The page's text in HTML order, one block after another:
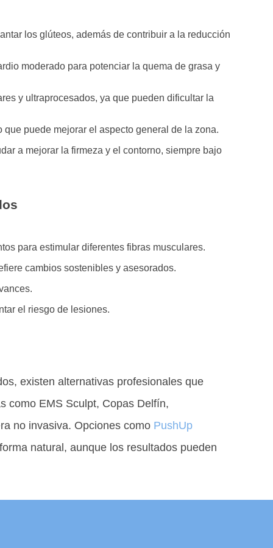
los glúteos, además de contribuir a la reducción
moderado para potenciar la quema de grasa y
y ultraprocesados, ya que pueden dificultar la
puede mejorar el aspecto general de la zona.
a mejorar la firmeza y el contorno, siempre bajo
para estimular diferentes fibras musculares.
cambios sostenibles y asesorados.
el riesgo de lesiones.
existen alternativas profesionales que
como EMS Sculpt, Copas Delfín,
no invasiva. Opciones como PushUp
natural, aunque los resultados pueden